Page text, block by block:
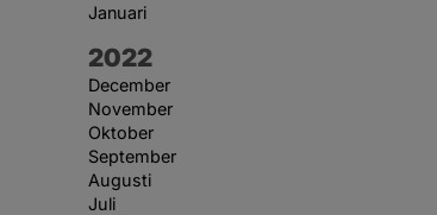
Januari
År:
2022
December
November
Oktober
September
Augusti
Juli